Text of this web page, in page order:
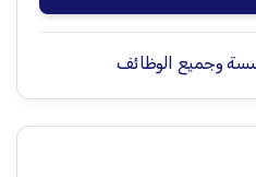
وجميع الوظائف